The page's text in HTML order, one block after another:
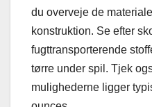
du overveje de
konstruktion. Se efter
fugttransporterende
tørre under spil. Tjek
mulighederne ligger